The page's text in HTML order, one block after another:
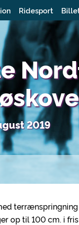
Ridesport
2019
terrænspringning
op til 100 cm. i